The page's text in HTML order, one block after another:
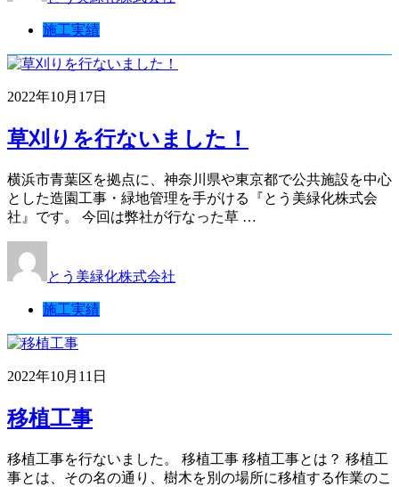
施工実績
2022年10月17日
草刈りを行ないました！
横浜市青葉区を拠点に、神奈川県や東京都で公共施設を中心
とした造園工事・緑地管理を手がける『とう美緑化株式会
社』です。 今回は弊社が行なった草 …
とう美緑化株式会社
施工実績
2022年10月11日
移植工事
移植工事を行ないました。 移植工事 移植工事とは？ 移植工
事とは、その名の通り、樹木を別の場所に移植する作業のこ